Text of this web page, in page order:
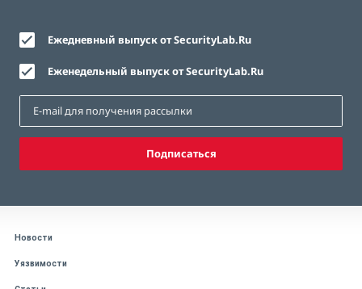
Ежедневный выпуск от SecurityLab.Ru
Еженедельный выпуск от SecurityLab.Ru
Подписаться
Новости
Уязвимости